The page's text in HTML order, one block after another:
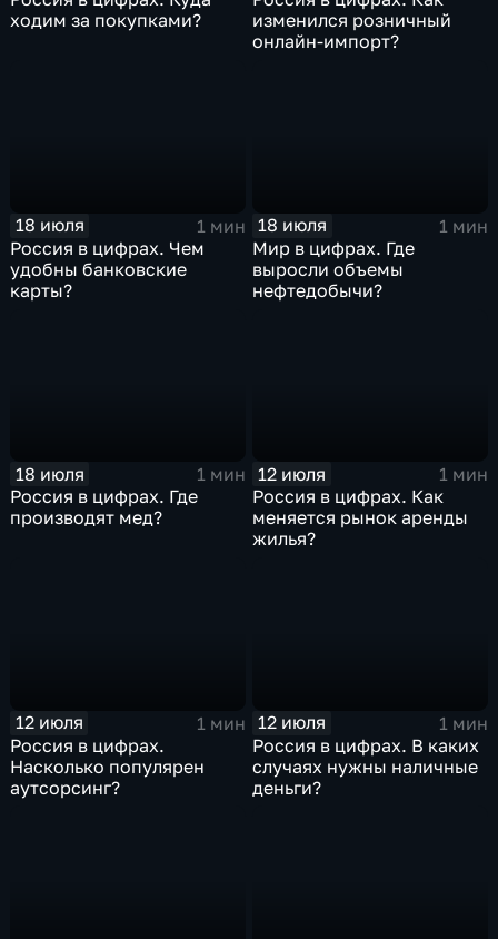
ходим за покупками?
изменился розничный
онлайн-импорт?
18 июля
1 мин
Россия в цифрах. Чем
удобны банковские
карты?
18 июля
1 мин
Мир в цифрах. Где
выросли объемы
нефтедобычи?
18 июля
1 мин
Россия в цифрах. Где
производят мед?
12 июля
1 мин
Россия в цифрах. Как
меняется рынок аренды
жилья?
12 июля
1 мин
Россия в цифрах.
Насколько популярен
аутсорсинг?
12 июля
1 мин
Россия в цифрах. В каких
случаях нужны наличные
деньги?